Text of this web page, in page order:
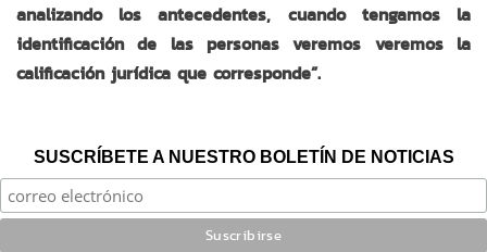
analizando los antecedentes, cuando tengamos la
identificación de las personas veremos veremos la
calificación jurídica que corresponde”.
SUSCRÍBETE A NUESTRO BOLETÍN DE NOTICIAS